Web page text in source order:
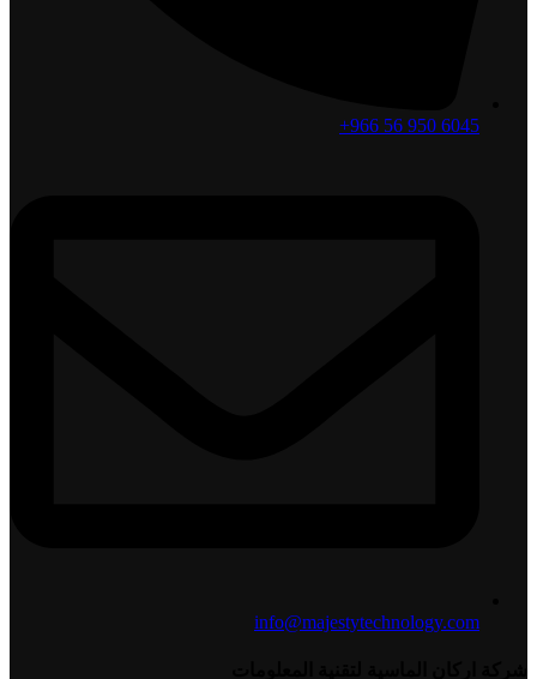
6045 950 56 966+
info@majestytechnology.com